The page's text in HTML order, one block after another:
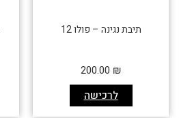
תיבת נגינה – פולו 12
לרכישה
200.00 ₪